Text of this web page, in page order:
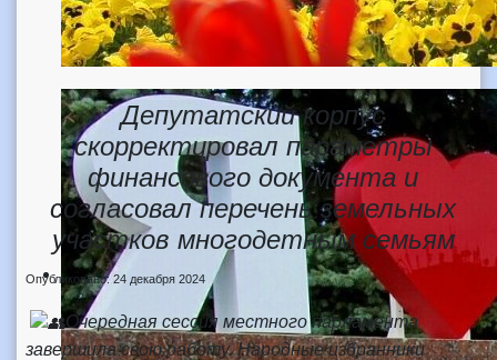
Депутатский корпус
скорректировал параметры
финансового документа и
согласовал перечень земельных
участков многодетным семьям
Опубликовано: 24 декабря 2024
Очередная сессия местного парламента
завершила свою работу. Народные избранники